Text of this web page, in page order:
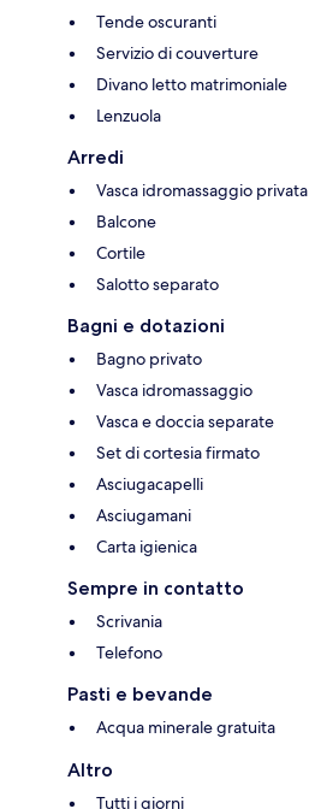
Tende oscuranti
Servizio di couverture
Divano letto matrimoniale
Lenzuola
Arredi
Vasca idromassaggio privata
Balcone
Cortile
Salotto separato
Bagni e dotazioni
Bagno privato
Vasca idromassaggio
Vasca e doccia separate
Set di cortesia firmato
Asciugacapelli
Asciugamani
Carta igienica
Sempre in contatto
Scrivania
Telefono
Pasti e bevande
Acqua minerale gratuita
Altro
Tutti i giorni